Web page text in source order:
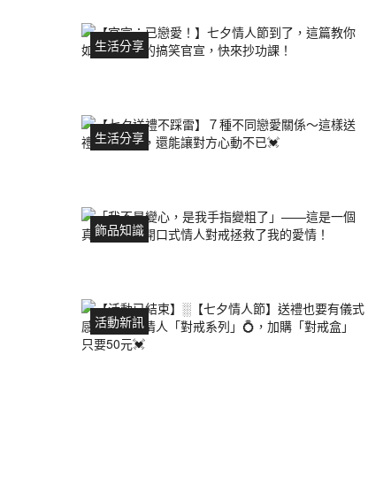
生活分享
生活分享
飾品知識
活動新訊